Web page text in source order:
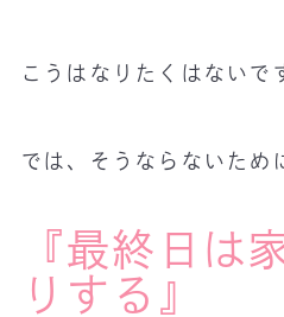
こうはなりたくはないで
では、そうならないため
『最終日は
りする』